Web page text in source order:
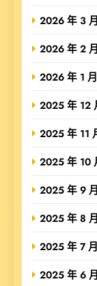
2026 年 3 月
2026 年 2 月
2026 年 1 月
2025 年 12
2025 年 11
2025 年 10
2025 年 9 月
2025 年 8 月
2025 年 7 月
2025 年 6 月